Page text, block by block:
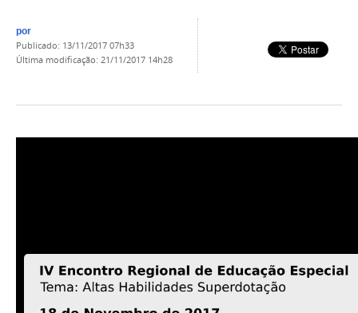
por
publicado: 13/11/2017 07h33
última modificação: 21/11/2017 14h28